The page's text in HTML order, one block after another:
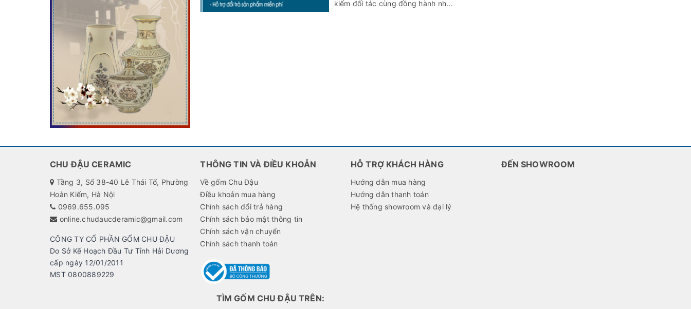
kiếm đối tác cùng đồng hành nh...
CHU ĐẬU CERAMIC
Tầng 3, Số 38-40 Lê Thái Tổ, Phường
Hoàn Kiếm, Hà Nội
0969.655.095
online.chudaucderamic@gmail.com
CÔNG TY CỔ PHẦN GỐM CHU ĐẬU
Do Sở Kế Hoạch Đầu Tư Tỉnh Hải Dương
cấp ngày 12/01/2011
MST 0800889229
THÔNG TIN VÀ ĐIỀU KHOẢN
Về gốm Chu Đậu
Điều khoản mua hàng
Chính sách đổi trả hàng
Chính sách bảo mật thông tin
Chính sách vận chuyển
Chính sách thanh toán
HỖ TRỢ KHÁCH HÀNG
Hướng dẫn mua hàng
Hướng dẫn thanh toán
Hệ thống showroom và đại lý
TÌM GỐM CHU ĐẬU TRÊN:
ĐẾN SHOWROOM